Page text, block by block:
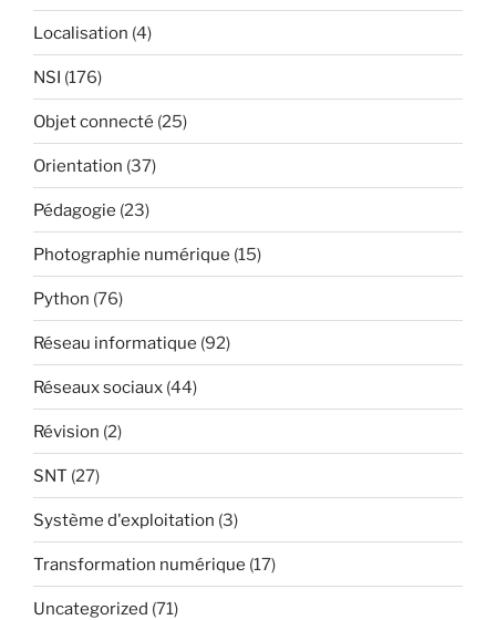
Localisation (4)
NSI (176)
Objet connecté (25)
Orientation (37)
Pédagogie (23)
Photographie numérique (15)
Python (76)
Réseau informatique (92)
Réseaux sociaux (44)
Révision (2)
SNT (27)
Système d'exploitation (3)
Transformation numérique (17)
Uncategorized (71)